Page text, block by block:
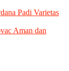
Padi Varietas
Aman dan